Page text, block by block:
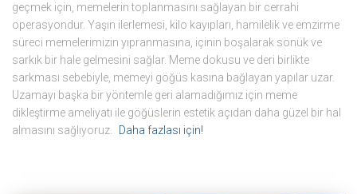
geçmek için, memelerin toplanmasını sağlayan bir cerrahi
operasyondur. Yaşın ilerlemesi, kilo kayıpları, hamilelik ve emzirme
süreci memelerimizin yıpranmasına, içinin boşalarak sönük ve
sarkık bir hale gelmesini sağlar. Meme dokusu ve deri birlikte
sarkması sebebiyle, memeyi göğüs kasına bağlayan yapılar uzar.
Uzamayı başka bir yöntemle geri alamadığımız için meme
dikleştirme ameliyatı ile göğüslerin estetik açıdan daha güzel bir hal
almasını sağlıyoruz.
Daha fazlası için!